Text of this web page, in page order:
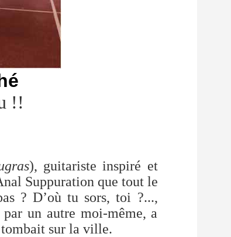
!!
), guitariste inspiré et
Suppuration que tout le
? D’où tu sors, toi ?...,
un autre moi-même, a
sur la ville.